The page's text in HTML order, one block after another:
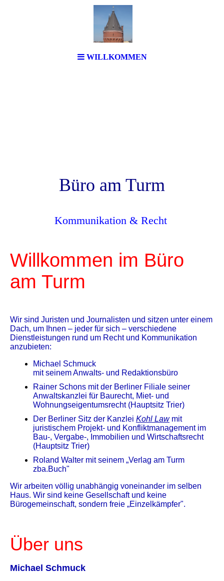
WILLKOMMEN
Büro am Turm
Kommunikation & Recht
Willkommen im Büro
am Turm
Wir sind Juristen und Journalisten und sitzen unter einem
Dach, um Ihnen – jeder für sich – verschiedene
Dienstleistungen rund um Recht und Kommunikation
anzubieten:
Michael Schmuck
mit seinem Anwalts- und Redaktionsbüro
Rainer Schons mit der Berliner Filiale seiner
Anwaltskanzlei für Baurecht, Miet- und
Wohnungseigentumsrecht (Hauptsitz Trier)
Der Berliner Sitz der Kanzlei Kohl Lawmit
juristischem Projekt- und Konfliktmanagement im
Bau-, Vergabe-, Immobilien und Wirtschaftsrecht
(Hauptsitz Trier)
Roland Walter mit seinem „Verlag am Turm
zba.Buch"
Wir arbeiten völlig unabhängig voneinander im selben
Haus. Wir sind keine Gesellschaft und keine
Bürogemeinschaft, sondern freie „Einzelkämpfer".
Über uns
Michael Schmuck